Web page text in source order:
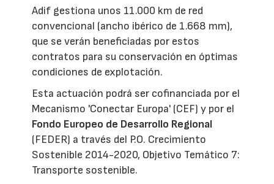
Adif gestiona unos 11.000 km de red
convencional (ancho ibérico de 1.668 mm),
que se verán beneficiadas por estos
contratos para su conservación en óptimas
condiciones de explotación.
Esta actuación podrá ser cofinanciada por el
Mecanismo 'Conectar Europa' (CEF) y por el
Fondo Europeo de Desarrollo Regional
(FEDER) a través del P.O. Crecimiento
Sostenible 2014-2020, Objetivo Temático 7:
Transporte sostenible.